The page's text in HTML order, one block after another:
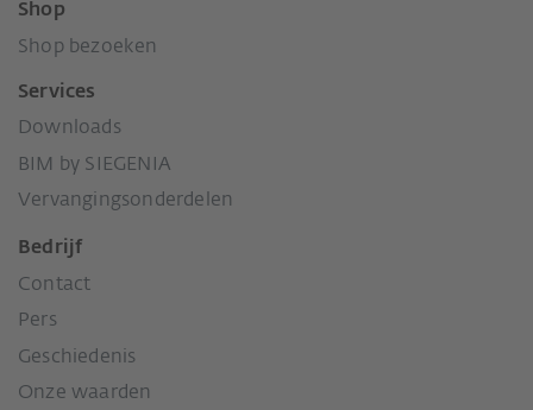
Shop
Shop bezoeken
Services
Downloads
BIM by SIEGENIA
Vervangingsonderdelen
Bedrijf
Contact
Pers
Geschiedenis
Onze waarden